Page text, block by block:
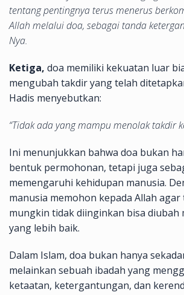
tentang pentingnya terus menerus
Allah melalui doa, sebagai tanda
Nya.
Ketiga, doa memiliki kekuatan luar
mengubah takdir yang telah
Hadis menyebutkan:
“Tidak ada yang mampu menolak takdir
Ini menunjukkan bahwa doa bukan
bentuk permohonan, tetapi juga
memengaruhi kehidupan manusia.
manusia memohon kepada Allah
mungkin tidak diinginkan bisa diubah
yang lebih baik.
Dalam Islam, doa bukan hanya
melainkan sebuah ibadah yang
ketaatan, ketergantungan, dan